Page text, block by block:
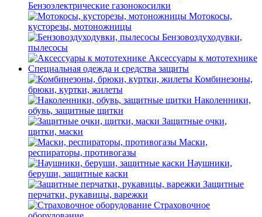
Бензоэлектрические газонокосилки
Мотокосы,
кусторезы, мотоножницы
Бензовоздуходувки,
пылесосы
Аксессуары к мототехнике
Специальная одежда и средства защиты
Комбинезоны,
брюки, куртки, жилеты
Наколенники,
обувь, защитные щитки
Защитные очки,
щитки, маски
Маски,
респираторы, противогазы
Наушники,
беруши, защитные каски
Защитные
перчатки, рукавицы, варежки
Страховочное